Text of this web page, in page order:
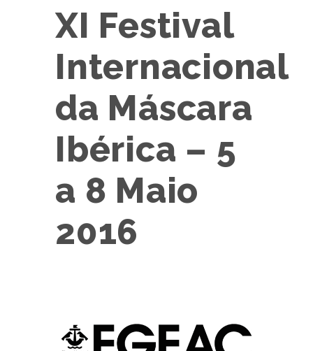
XI Festival
Internacional
da Máscara
Ibérica – 5
a 8 Maio
2016